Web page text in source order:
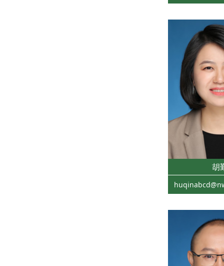
胡